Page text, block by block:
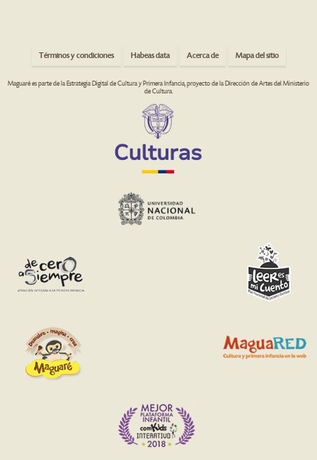
Términos y condiciones Habeas data Acerca de Mapa del sitio
Maguaré es parte de la Estrategia Digital de Cultura y Primera Infancia, proyecto de la Dirección de Artes del Ministerio
de Cultura.